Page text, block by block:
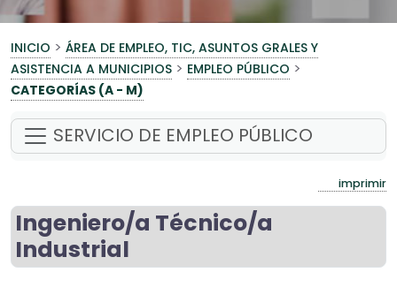
INICIO > ÁREA DE EMPLEO, TIC, ASUNTOS GRALES Y
ASISTENCIA A MUNICIPIOS > EMPLEO PÚBLICO >
CATEGORÍAS (A - M)
SERVICIO DE EMPLEO PÚBLICO
imprimir
Ingeniero/a Técnico/a
Industrial